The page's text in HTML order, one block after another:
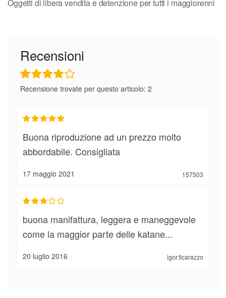
Oggetti di libera vendita e detenzione per tutti i maggiorenni
Recensioni
Recensione trovate per questo articolo: 2
17 maggio 2021 157503
Buona riproduzione ad un prezzo molto
abbordabile. Consigliata
20 luglio 2016 igor.ficarazzo
buona manifattura, leggera e maneggevole
come la maggior parte delle katane...